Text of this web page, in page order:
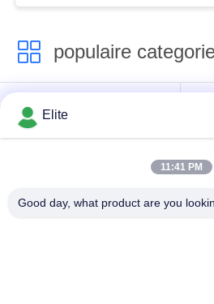
populaire
De Schakelaar van
SMA rf
Elite
11:41 PM
Good day, what product are you